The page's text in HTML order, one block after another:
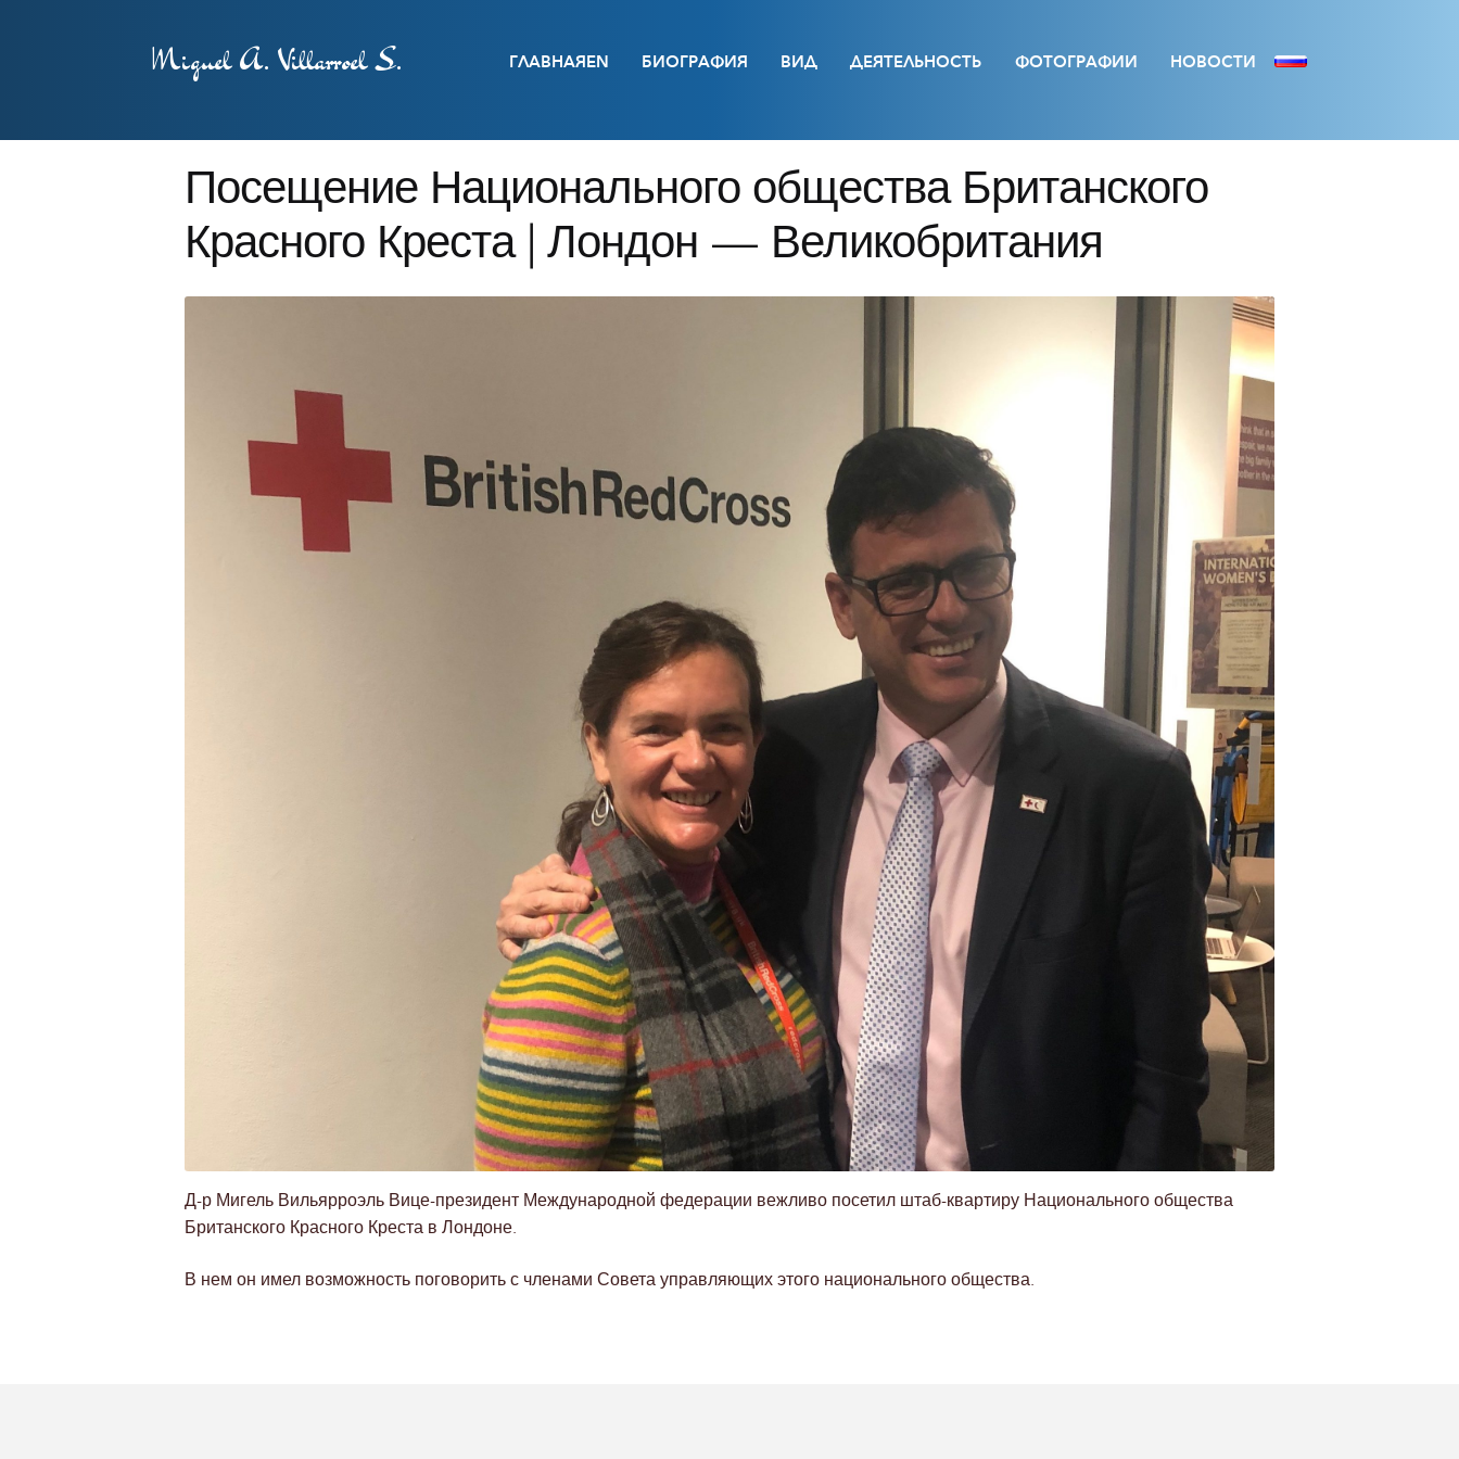
Miguel A. Villarroel S. ГЛАВНАЯEN БИОГРАФИЯ ВИД ДЕЯТЕЛЬНОСТЬ ФОТОГРАФИИ НОВОСТИ
Посещение Национального общества Британского
Красного Креста | Лондон — Великобритания
Д-р Мигель Вильярроэль Вице-президент Международной федерации вежливо посетил штаб-квартиру Национального общества
Британского Красного Креста в Лондоне.
В нем он имел возможность поговорить с членами Совета управляющих этого национального общества.